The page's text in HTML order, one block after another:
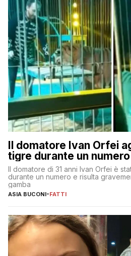
Il domatore Ivan Orfei
tigre durante un
Il domatore di 31 anni Ivan Orfei è
durante un numero e risulta
gamba
ASIA BUCONI-FATTI